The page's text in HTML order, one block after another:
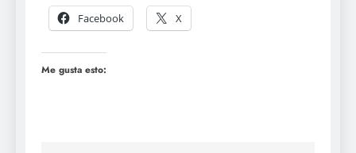
Facebook X
Me gusta esto: